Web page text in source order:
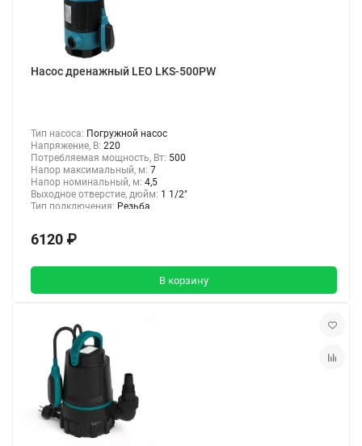
Насос дренажный LEO LKS-500PW
Тип насоса: Погружной насос
Напряжение, В: 220
Потребляемая мощность, Вт: 500
Напор максимальный, м: 7
Напор номинальный, м: 4,5
Выходное отверстие, дюйм: 1 1/2"
Тип подключения: Резьба
6120 ₽
В корзину